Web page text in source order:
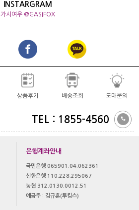
INSTARGRAM
가시여우 @GASIFOX
상품후기 배송조회 도매문의
TEL : 1855-4560
은행계좌안내
국민은행 065901.04.062361
신한은행 110.228.295067
농협 312.0130.0012.51
예금주 : 김규훈(투킴스)